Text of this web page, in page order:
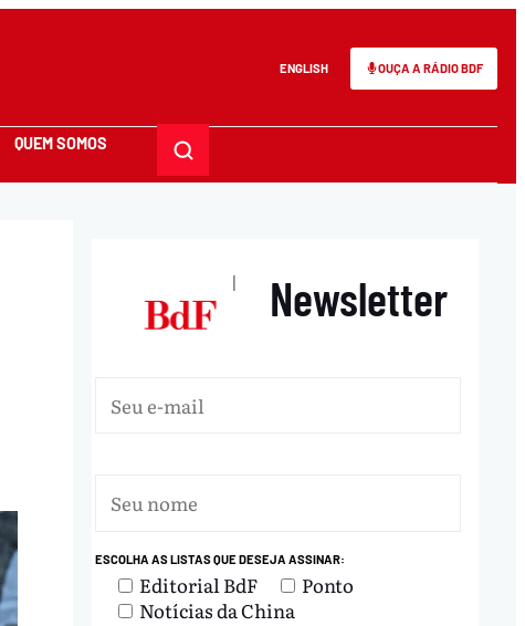
ENGLISH OUÇA A RÁDIO BDF
QUEM SOMOS
| Newsletter
ESCOLHA AS LISTAS QUE DESEJA ASSINAR:
Editorial BdF
Ponto
Notícias da China